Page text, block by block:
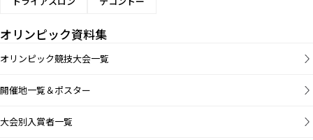
オリンピック資料集
オリンピック競技大会一覧
開催地一覧＆ポスター
大会別入賞者一覧